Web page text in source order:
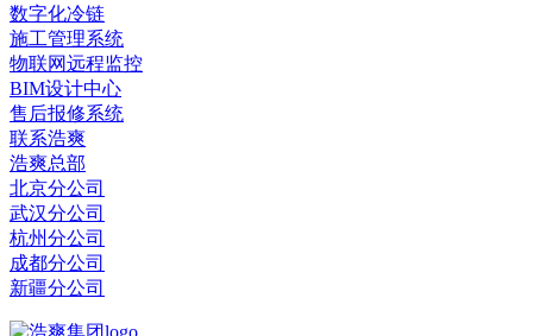
数字化冷链
施工管理系统
物联网远程监控
BIM设计中心
售后报修系统
联系浩爽
浩爽总部
北京分公司
武汉分公司
杭州分公司
成都分公司
新疆分公司